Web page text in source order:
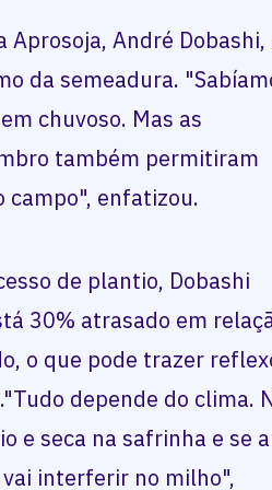
André Dobashi,
da semeadura.
chuvoso. Mas as
também permitiram
campo", enfatizou.
de plantio, Dobashi
30% atrasado em
o que pode trazer
depende do clima.
e seca na safrinha e se
interferir no milho",